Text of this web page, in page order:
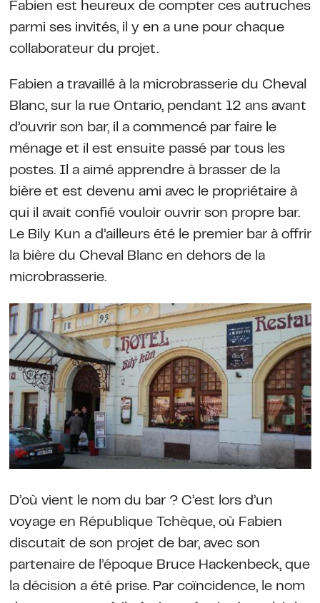
Fabien est heureux de compter ces autruches
parmi ses invités, il y en a une pour chaque
collaborateur du projet.
Fabien a travaillé à la microbrasserie du Cheval
Blanc, sur la rue Ontario, pendant 12 ans avant
d’ouvrir son bar, il a commencé par faire le
ménage et il est ensuite passé par tous les
postes. Il a aimé apprendre à brasser de la
bière et est devenu ami avec le propriétaire à
qui il avait confié vouloir ouvrir son propre bar.
Le Bily Kun a d’ailleurs été le premier bar à offrir
la bière du Cheval Blanc en dehors de la
microbrasserie.
D’où vient le nom du bar ? C’est lors d’un
voyage en République Tchèque, où Fabien
discutait de son projet de bar, avec son
partenaire de l’époque Bruce Hackenbeck, que
la décision a été prise. Par coïncidence, le nom